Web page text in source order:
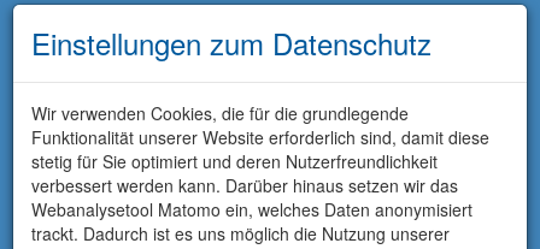
Einstellungen zum Datenschutz
Wir verwenden Cookies, die für die grundlegende
Funktionalität unserer Website erforderlich sind, damit diese
stetig für Sie optimiert und deren Nutzerfreundlichkeit
verbessert werden kann. Darüber hinaus setzen wir das
Webanalysetool Matomo ein, welches Daten anonymisiert
trackt. Dadurch ist es uns möglich die Nutzung unserer